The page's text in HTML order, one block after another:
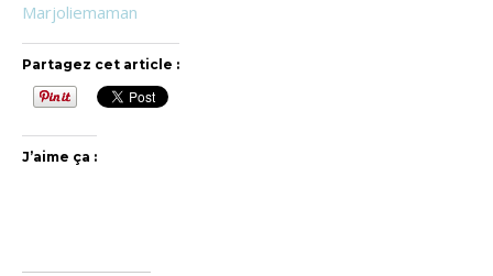
Marjoliemaman
Partagez cet article :
J’aime ça :